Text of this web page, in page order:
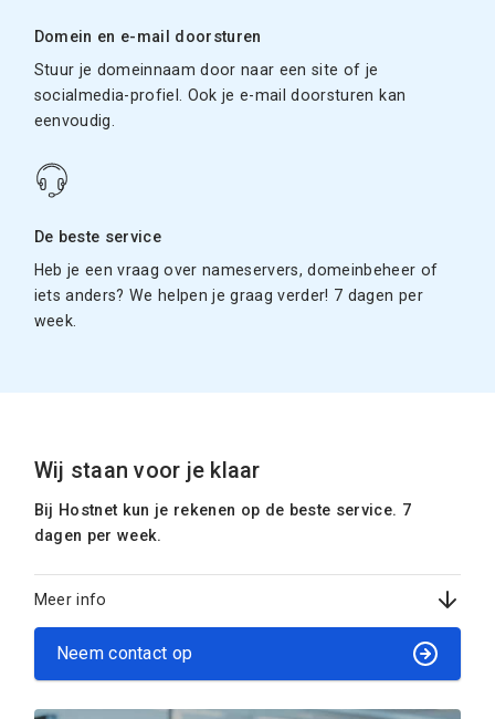
Domein en e-mail doorsturen
Stuur je domeinnaam door naar een site of je
socialmedia-profiel. Ook je e-mail doorsturen kan
eenvoudig.
De beste service
Heb je een vraag over nameservers, domeinbeheer of
iets anders? We helpen je graag verder! 7 dagen per
week.
Wij staan voor je klaar
Bij Hostnet kun je rekenen op de beste service. 7
dagen per week.
Meer info
Neem contact op